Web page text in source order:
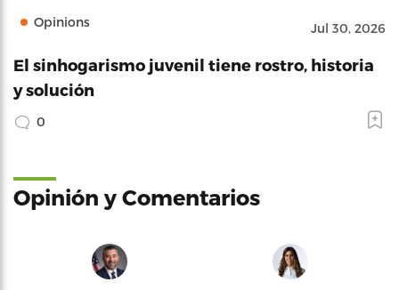
Opinions Jul 30, 2026
El sinhogarismo juvenil tiene rostro, historia
y solución
0
Opinión y Comentarios